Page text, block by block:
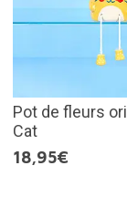
Pot de fleurs
Cat
18,95€